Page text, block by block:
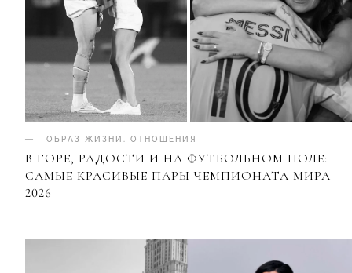
ОБРАЗ ЖИЗНИ . ОТНОШЕНИЯ
В ГОРЕ, РАДОСТИ И НА ФУТБОЛЬНОМ ПОЛЕ:
САМЫЕ КРАСИВЫЕ ПАРЫ ЧЕМПИОНАТА МИРА
2026